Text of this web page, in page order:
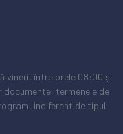
vineri, între orele 08:00 și
documente, termenele de
indiferent de tipul